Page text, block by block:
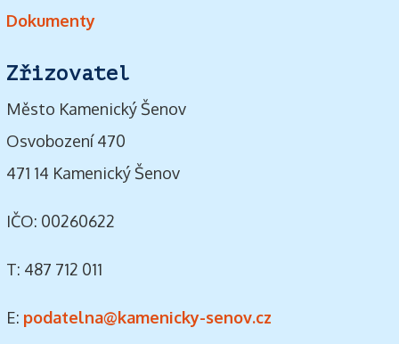
Dokumenty
Zřizovatel
Město Kamenický Šenov
Osvobození 470
471 14 Kamenický Šenov
IČO: 00260622
T: 487 712 011
E: podatelna@kamenicky-senov.cz